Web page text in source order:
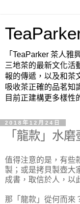
「TeaParker 茶人
三地茶的最新文化活
報的傳遞，以及和茶
吸收茶正確的品茗知
目前正建構更多樣性
2018年12月24日
「龍款」水
值得注意的是，有些
製；或是拷貝製壺大
成書，取信於人，以
那「龍款」從何而來